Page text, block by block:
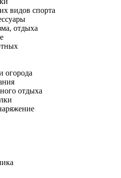
видов спорта
отдыха
огорода
отдыха